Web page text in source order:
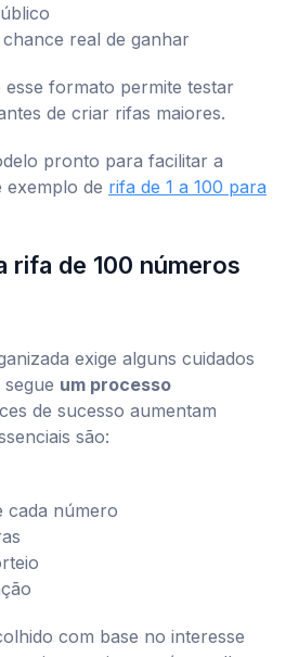
real de ganhar
formato permite testar
de criar rifas maiores.
pronto para facilitar a
exemplo de rifa de 1 a 100 para
rifa de 100 números
exige alguns cuidados
um processo
de sucesso aumentam
são:
cada número
com base no interesse